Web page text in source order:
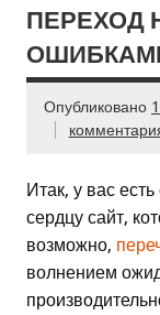
ПЕРЕХОД
Опубликовано
Итак, у вас
сердцу сайт,
возможно,
волнением